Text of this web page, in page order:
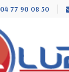
04 77 90 08 50